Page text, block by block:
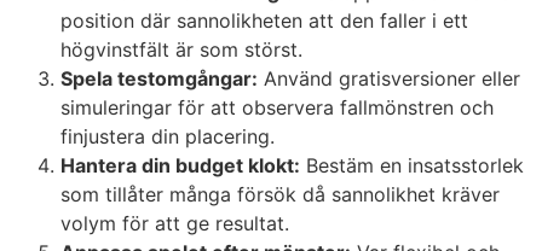
position där sannolikheten att den faller i ett
högvinstfält är som störst.
Spela testomgångar: Använd gratisversioner eller
simuleringar för att observera fallmönstren och
finjustera din placering.
Hantera din budget klokt: Bestäm en insatsstorlek
som tillåter många försök då sannolikhet kräver
volym för att ge resultat.